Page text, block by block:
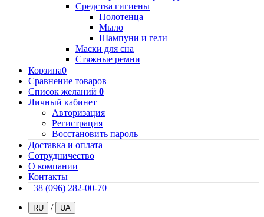
Средства гигиены
Полотенца
Мыло
Шампуни и гели
Маски для сна
Стяжные ремни
Корзина0
Сравнение товаров
Список желаний 0
Личный кабинет
Авторизация
Регистрация
Восстановить пароль
Доставка и оплата
Сотрудничество
О компании
Контакты
+38 (096) 282-00-70
RU / UA